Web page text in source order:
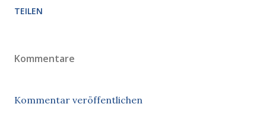
TEILEN
Kommentare
Kommentar veröffentlichen